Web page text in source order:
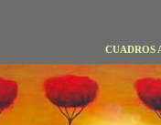
CUADROS